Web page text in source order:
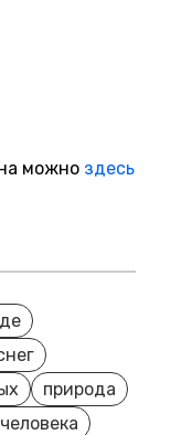
можно здесь
природа